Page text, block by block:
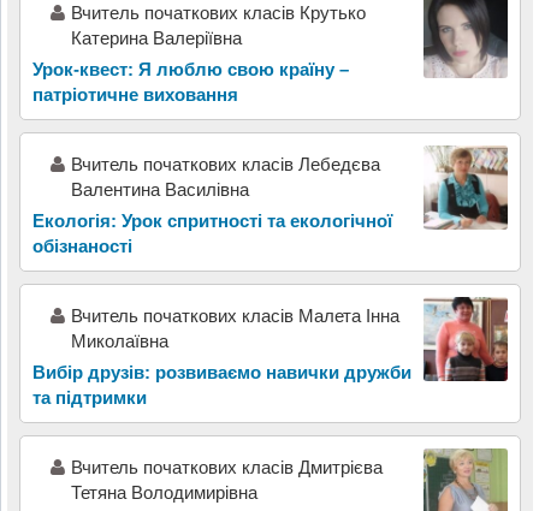
Вчитeль початкових класів Крутько
Катeрина Валeріївна
Урок-квест: Я люблю свою країну –
патріотичне виховання
Вчитель початкових класів Лебедєва
Валентина Василівна
Екологія: Урок спритності та екологічної
обізнаності
Вчитель початкових класів Малета Інна
Миколаївна
Вибір друзів: розвиваємо навички дружби
та підтримки
Вчитель початкових класів Дмитрієва
Тетяна Володимирівна